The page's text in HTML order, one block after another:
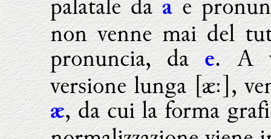
palatale daa e
non venne mai del
pronuncia, dae. A
versione lunga [æː],
æ, da cui la forma